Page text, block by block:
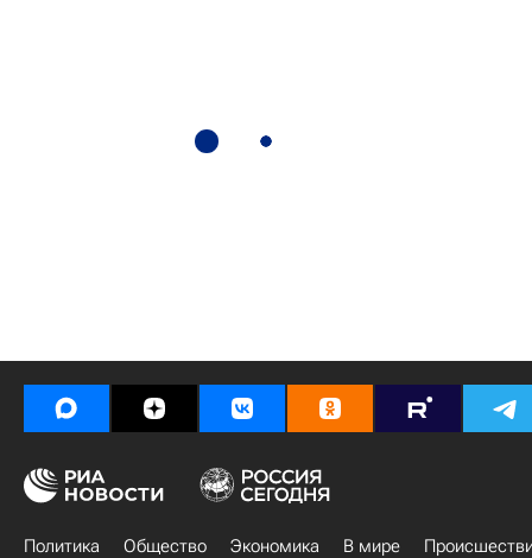
Политика Общество Экономика В мире